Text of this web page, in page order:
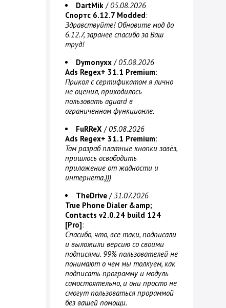
DartMik /05.08.2026
Спортс 6.12.7 Modded:
Здравствуйте! Обновите мод до
6.12.7, заранее спасибо за Ваш
труд!
Dymonyxx /05.08.2026
Ads Regex+ 31.1 Premium:
Прикол с сертификатом я лично
не оценил, приходилось
пользовать aguard в
ограниченном функционле.
FuRReX /05.08.2026
Ads Regex+ 31.1 Premium:
Там разраб платные кнопки завёз,
пришлось освободить
приложение от жадности и
интернета.)))
TheDrive /31.07.2026
True Phone Dialer &amp;
Contacts v2.0.24 build 124
[Pro]:
Спасибо, что, все таки, подписали
и выложили версию со своими
подписями. 99% пользователей не
понимают о чем мы толкуем, как
подписать программу и модуль
самостоятельно, и они просто не
смогут пользоваться прораммой
без вашей помощи.